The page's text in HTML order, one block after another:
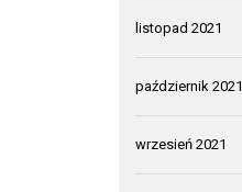
listopad 2021
październik 2021
wrzesień 2021